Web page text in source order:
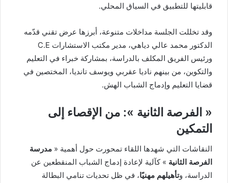
قابليتها للتطبيق في السياق المحلي.
وقد تخللت الجلسة مداخلات متنوعة، أبرزها عرض تقني قدّمه
الدكتور محمد عالي دياهي، مدير مكتب الاستشارات C.E
ورئيس الفريق المكلف بالدراسة، بمشاركة خبراء في التعليم
والتكوين، من بينهم ناديا عقربي ويوسف تانديا، المختصين في
قضايا التعليم وإدماج الشباب الهش.
« الفرصة الثانية »: من الإقصاء إلى
التمكين
النقاشات التي شهدها اللقاء تمحورت حول أهمية « مدرسة
الفرصة الثانية » كآلية لإعادة إدماج الشباب المنقطعين عن
الدراسة، وتأهيلهم مهنيًا، في ظل تحديات تنامي البطالة